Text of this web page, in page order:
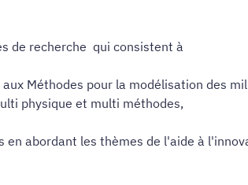
de recherche qui consistent à
Méthodes pour la modélisation des
physique et multi méthodes,
abordant les thèmes de l'aide à